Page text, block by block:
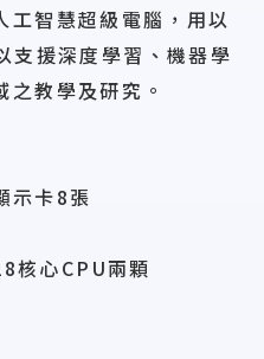
工智慧超級電腦，用以
支援深度學習、機器學
教學及研究。
卡8張
心CPU兩顆